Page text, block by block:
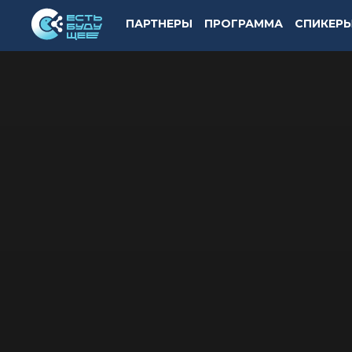
ПАРТНЕРЫ ПРОГРАММА